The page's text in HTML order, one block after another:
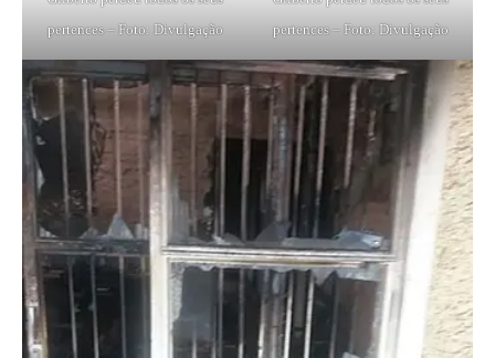
pertences – Foto: Divulgação
pertences – Foto: Divulgação